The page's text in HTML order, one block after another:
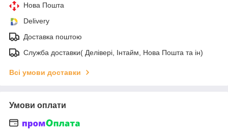
Нова Пошта
Delivery
Доставка поштою
Служба доставки( Делівері, Інтайм, Нова Пошта та ін)
Всі умови доставки
Умови оплати